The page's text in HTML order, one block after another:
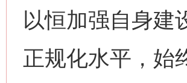
以恒加强自身建
正规化水平，始